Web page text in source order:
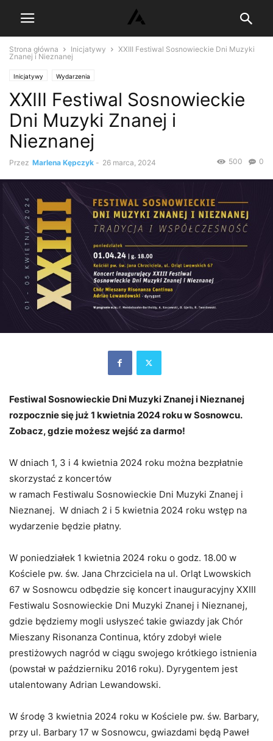
Strona główna Inicjatywy
XXIII Festiwal Sosnowieckie Dni Muzyki
Znanej i Nieznanej
Inicjatywy Wydarzenia
XXIII Festiwal Sosnowieckie
Dni Muzyki Znanej i
Nieznanej
Przez Marlena Kępczyk - 26 marca, 2024 0
500
Festiwal Sosnowieckie Dni Muzyki Znanej i Nieznanej
rozpocznie się już 1 kwietnia 2024 roku w Sosnowcu.
Zobacz, gdzie możesz wejść za darmo!
W dniach 1, 3 i 4 kwietnia 2024 roku można bezpłatnie
skorzystać z koncertów
w ramach Festiwalu Sosnowieckie Dni Muzyki Znanej i
Nieznanej. W dniach 2 i 5 kwietnia 2024 roku wstęp na
wydarzenie będzie płatny.
W poniedziałek 1 kwietnia 2024 roku o godz. 18.00 w
Kościele pw. św. Jana Chrzciciela na ul. Orląt Lwowskich
67 w Sosnowcu odbędzie się koncert inauguracyjny XXIII
Festiwalu Sosnowieckie Dni Muzyki Znanej i Nieznanej,
gdzie będziemy mogli usłyszeć takie gwiazdy jak Chór
Mieszany Risonanza Continua, który zdobył wiele
prestiżowych nagród w ciągu swojego krótkiego istnienia
(powstał w październiku 2016 roku). Dyrygentem jest
utalentowany Adrian Lewandowski.
W środę 3 kwietnia 2024 roku w Kościele pw. św. Barbary,
przy ul. Barbary 17 w Sosnowcu, gwiazdami będą Paweł